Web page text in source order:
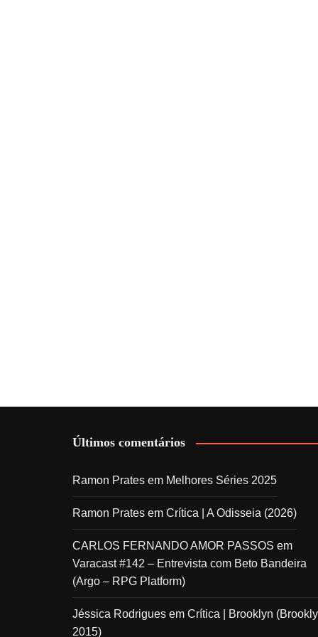
Últimos comentários
Ramon Prates em Melhores Séries 2025
Ramon Prates em Crítica | A Odisseia (2026)
CARLOS FERNANDO AMOR PASSOS em
Varacast #142 – Entrevista com Beto Bandeira
(Argo – RPG Platform)
Jéssica Rodrigues em Crítica | Brooklyn
2015)